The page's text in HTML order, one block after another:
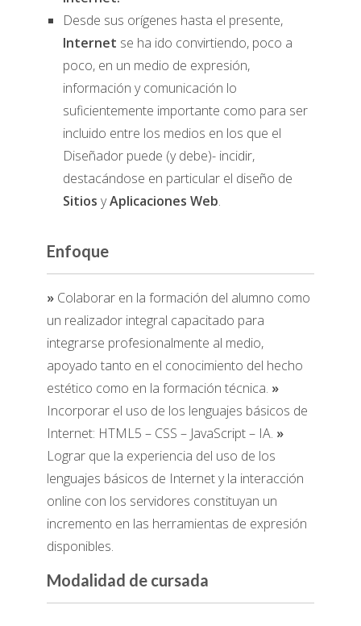
Desde sus orígenes hasta el presente,
Internet se ha ido convirtiendo, poco a
poco, en un medio de expresión,
información y comunicación lo
suficientemente importante como para ser
incluido entre los medios en los que el
Diseñador puede (y debe)- incidir,
destacándose en particular el diseño de
Sitios yAplicaciones Web.
Enfoque
» Colaborar en la formación del alumno como
un realizador integral capacitado para
integrarse profesionalmente al medio,
apoyado tanto en el conocimiento del hecho
estético como en la formación técnica. »
Incorporar el uso de los lenguajes básicos de
Internet: HTML5 – CSS – JavaScript – IA. »
Lograr que la experiencia del uso de los
lenguajes básicos de Internet y la interacción
online con los servidores constituyan un
incremento en las herramientas de expresión
disponibles.
Modalidad de cursada